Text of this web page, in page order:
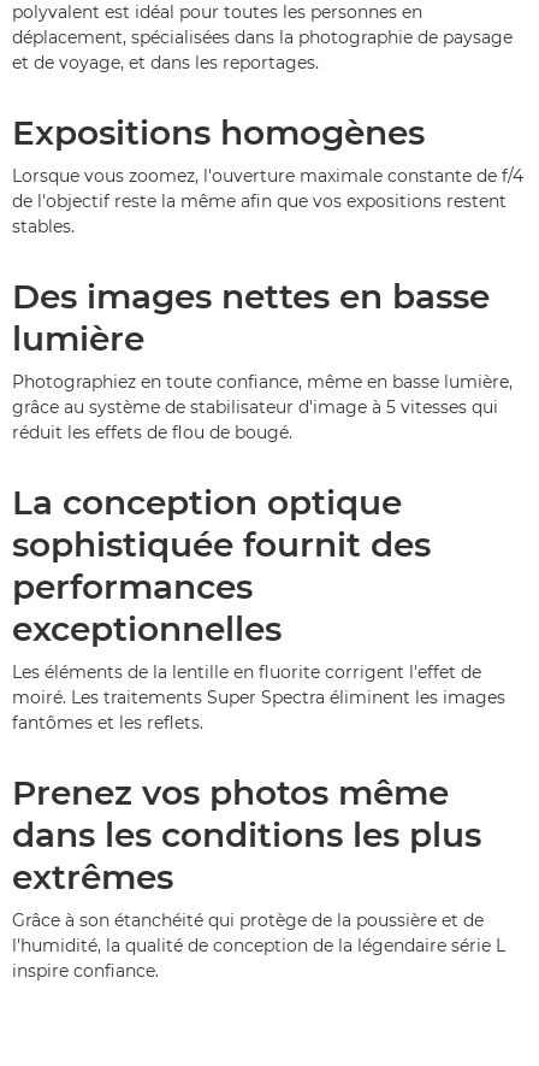
polyvalent est idéal pour toutes les personnes en
déplacement, spécialisées dans la photographie de paysage
et de voyage, et dans les reportages.
Expositions homogènes
Lorsque vous zoomez, l'ouverture maximale constante de f/4
de l'objectif reste la même afin que vos expositions restent
stables.
Des images nettes en basse
lumière
Photographiez en toute confiance, même en basse lumière,
grâce au système de stabilisateur d'image à 5 vitesses qui
réduit les effets de flou de bougé.
La conception optique
sophistiquée fournit des
performances
exceptionnelles
Les éléments de la lentille en fluorite corrigent l'effet de
moiré. Les traitements Super Spectra éliminent les images
fantômes et les reflets.
Prenez vos photos même
dans les conditions les plus
extrêmes
Grâce à son étanchéité qui protège de la poussière et de
l'humidité, la qualité de conception de la légendaire série L
inspire confiance.